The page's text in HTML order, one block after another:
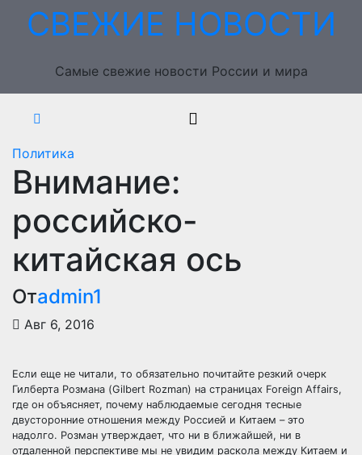
ПерейтиСВЕЖИЕ НОВОСТИ
Самые свежие новости России и мира
Политика
Внимание:
российско-
китайская ось
Отadmin1
Авг 6, 2016
Если еще не читали, то обязательно почитайте резкий очерк
Гилберта Розмана (Gilbert Rozman) на страницах Foreign Affairs,
где он объясняет, почему наблюдаемые сегодня тесные
двусторонние отношения между Россией и Китаем – это
надолго. Розман утверждает, что ни в ближайшей, ни в
отдаленной перспективе мы не увидим раскола между Китаем и